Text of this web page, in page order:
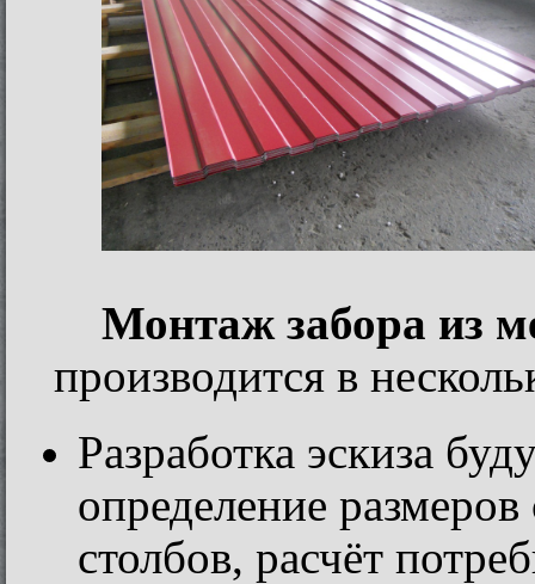
Монтаж забора из
производится в
Разработка эскиза
определение
столбов, расчёт